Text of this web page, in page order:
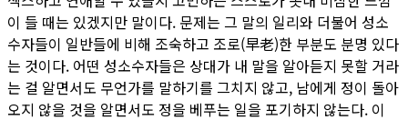
이 들 때는 있겠지만 말이다. 문제는 그 말의 일리와 더불어 성소
수자들이 일반들에 비해 조숙하고 조로(早老)한 부분도 분명 있다
는 것이다. 어떤 성소수자들은 상대가 내 말을 알아듣지 못할 거라
는 걸 알면서도 무언가를 말하기를 그치지 않고, 남에게 정이 돌아
오지 않을 것을 알면서도 정을 베푸는 일을 포기하지 않는다. 이